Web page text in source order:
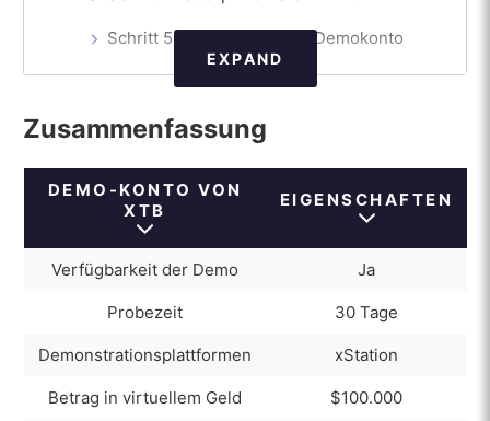
Schritt 5: Einloggen in das Demokonto
Merkmale des XTB-Demokontos
Unterschiede zwischen XTB Live- und Demo-
Wie man zu einem Live-Konto wechselt
Wie Sie das XTB Demokonto am besten nutzen
Vor- und Nachteile des XTB-Demokontos
Pro
Kontra
EXPAND
Zusammenfassung
DEMO-KONTO VON
XTB
EIGENSCHAFTEN
Verfügbarkeit der Demo Ja
Probezeit 30 Tage
Demonstrationsplattformen xStation
Betrag in virtuellem Geld $100.000